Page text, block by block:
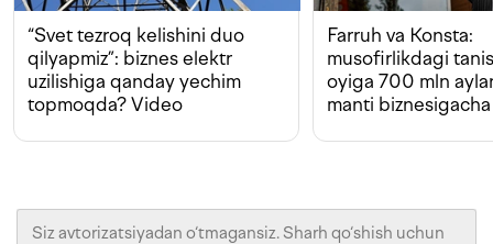
“Svet tezroq kelishini duo
qilyapmiz”: biznes elektr
uzilishiga qanday yechim
topmoqda? Video
Farruh va Konsta:
musofirlikdagi
oyiga 700 mln
manti biznesigacha